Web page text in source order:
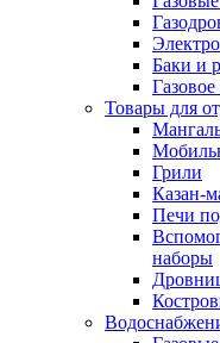
Баки и
Товары для
Грили
Казан-
Печи
наборы